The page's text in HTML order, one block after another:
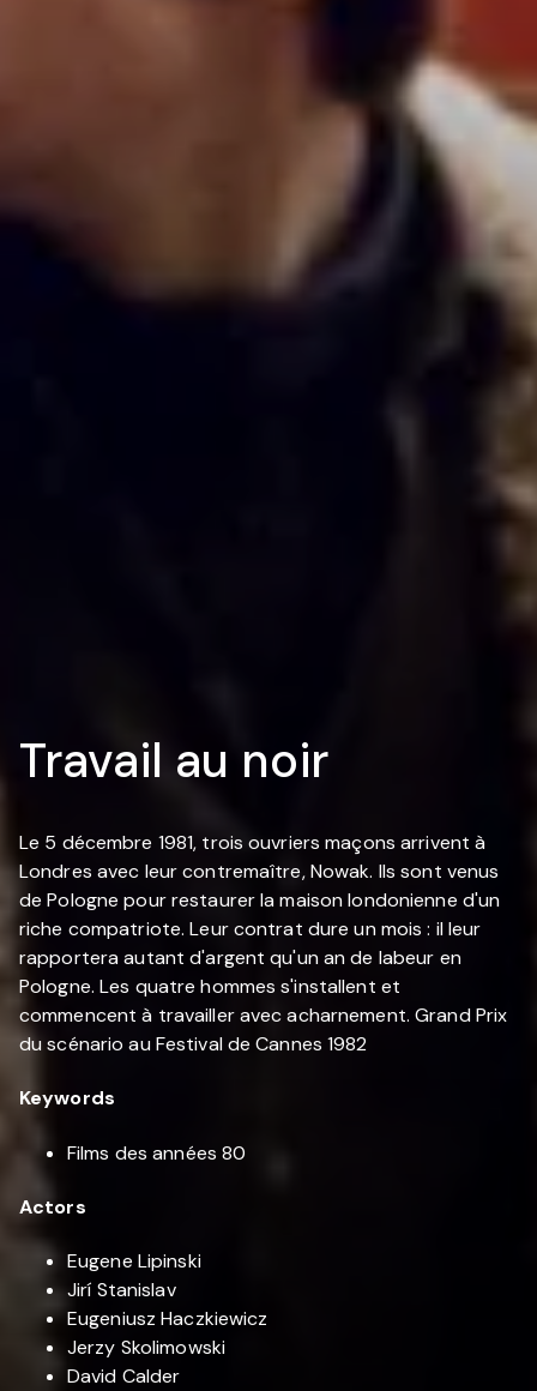
Travail au noir
Le 5 décembre 1981, trois ouvriers maçons arrivent à
Londres avec leur contremaître, Nowak. Ils sont venus
de Pologne pour restaurer la maison londonienne d'un
riche compatriote. Leur contrat dure un mois : il leur
rapportera autant d'argent qu'un an de labeur en
Pologne. Les quatre hommes s'installent et
commencent à travailler avec acharnement. Grand Prix
du scénario au Festival de Cannes 1982
Keywords
Films des années 80
Actors
Eugene Lipinski
Jirí Stanislav
Eugeniusz Haczkiewicz
Jerzy Skolimowski
David Calder